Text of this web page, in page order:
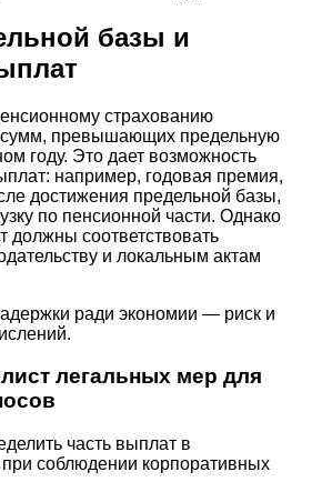
базы и
страхованию
превышающих предельную
году. Это дает возможность
например, годовая премия,
достижения предельной базы,
по пенсионной части. Однако
должны соответствовать
и локальным актам
ради экономии — риск и
легальных мер для
часть выплат в
соблюдении корпоративных